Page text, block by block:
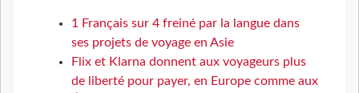
1 Français sur 4 freiné par la langue dans
ses projets de voyage en Asie
Flix et Klarna donnent aux voyageurs plus
de liberté pour payer, en Europe comme aux